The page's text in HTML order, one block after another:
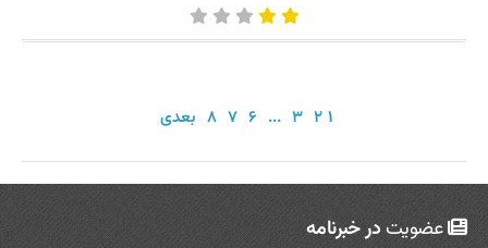
۱ ۲ ۳ ... ۶ ۷ ۸ بعدی
عضویتدر خبرنامه